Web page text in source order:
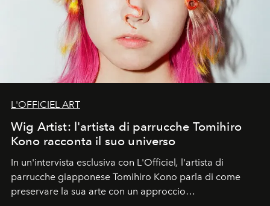
L'OFFICIEL ART
Wig Artist: l'artista di parrucche Tomihiro
Kono racconta il suo universo
In un'intervista esclusiva con L'Officiel, l'artista di
parrucche giapponese Tomihiro Kono parla di come
preservare la sua arte con un approccio